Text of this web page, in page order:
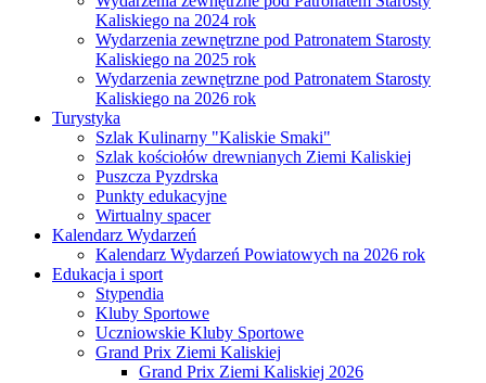
Kaliskiego na 2024 rok
Wydarzenia zewnętrzne pod Patronatem Starosty
Kaliskiego na 2025 rok
Wydarzenia zewnętrzne pod Patronatem Starosty
Kaliskiego na 2026 rok
Turystyka
Szlak Kulinarny "Kaliskie Smaki"
Szlak kościołów drewnianych Ziemi Kaliskiej
Puszcza Pyzdrska
Punkty edukacyjne
Wirtualny spacer
Kalendarz Wydarzeń
Kalendarz Wydarzeń Powiatowych na 2026 rok
Edukacja i sport
Stypendia
Kluby Sportowe
Uczniowskie Kluby Sportowe
Grand Prix Ziemi Kaliskiej
Grand Prix Ziemi Kaliskiej 2026